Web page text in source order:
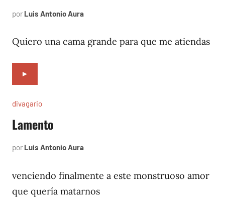
por Luis Antonio Aura
1996
Quiero una cama grande para que me atiendas
►
divagario
Lamento
por Luis Antonio Aura
1996
venciendo finalmente a este monstruoso amor
que quería matarnos